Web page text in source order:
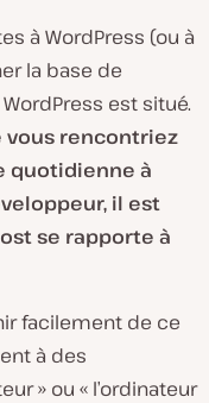
à WordPress (ou à
la base de
est situé.
vous rencontriez
quotidienne à
il est
se rapporte à
facilement de ce
à des
» ou « l’ordinateur